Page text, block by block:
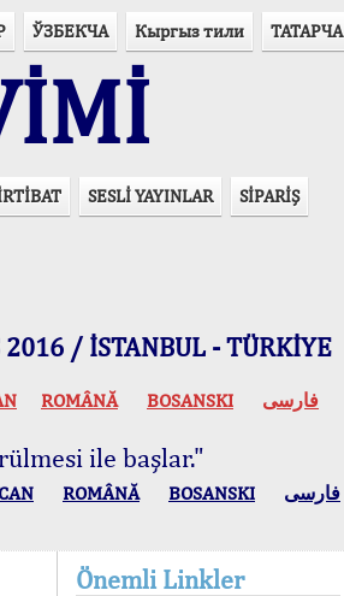
ЎЗБЕКЧА Кыргыз тили ТАТАРЧА
SESLİ YAYINLAR SİPARİŞ
/ İSTANBUL - TÜRKİYE
ROMÂNĂ BOSANSKI فارسی
ile başlar."
ROMÂNĂ BOSANSKI فارسی
Önemli Linkler